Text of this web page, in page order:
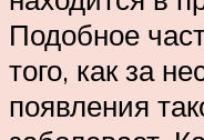
Подобное
того, как за
появления